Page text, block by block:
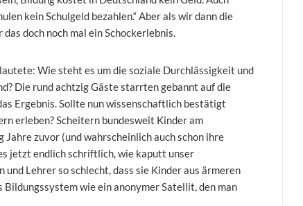
kein Schulgeld bezahlen.“ Aber als wir dann die
doch noch mal ein Schockerlebnis.
Wie steht es um die soziale Durchlässigkeit und
Die rund achtzig Gäste starrten gebannt auf die
Ergebnis. Sollte nun wissenschaftlich bestätigt
erleben? Scheitern bundesweit Kinder am
zuvor (und wahrscheinlich auch schon ihre
jetzt endlich schriftlich, wie kaputt unser
Lehrer so schlecht, dass sie Kinder aus ärmeren
wie ein anonymer Satellit, den man